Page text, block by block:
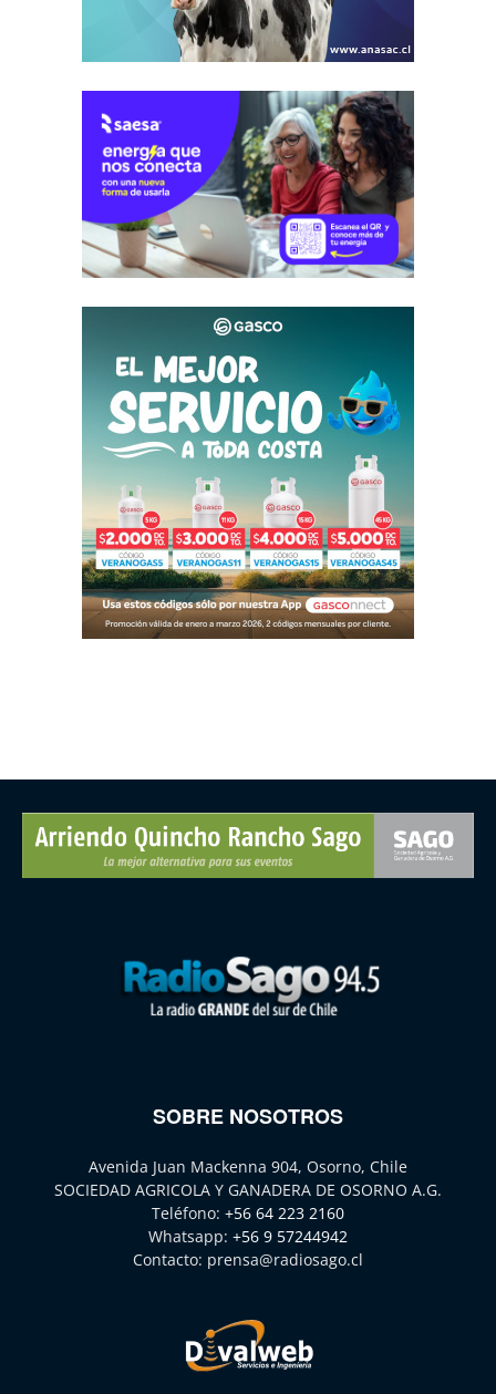
SOBRE NOSOTROS
Avenida Juan Mackenna 904, Osorno, Chile
SOCIEDAD AGRICOLA Y GANADERA DE OSORNO A.G.
Teléfono: +56 64 223 2160
Whatsapp: +56 9 57244942
Contacto: prensa@radiosago.cl